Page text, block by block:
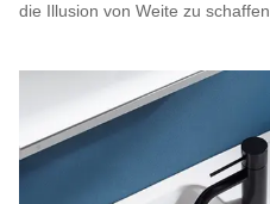
die Illusion von Weite zu schaffen.